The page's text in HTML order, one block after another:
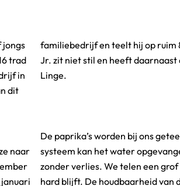
jongs
trad
in
dit
Jan
de
Linge.
naar
De paprika’s worden bij ons
systeem kan het water
zonder verlies. We telen een
hard blijft. De houdbaarheid van